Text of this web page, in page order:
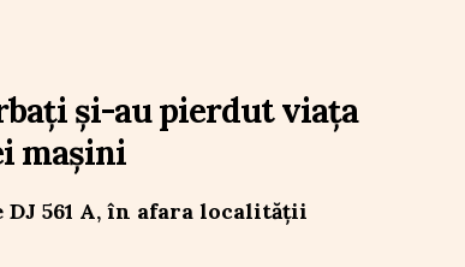
și-au pierdut viața
mașini
561 A, în afara localității